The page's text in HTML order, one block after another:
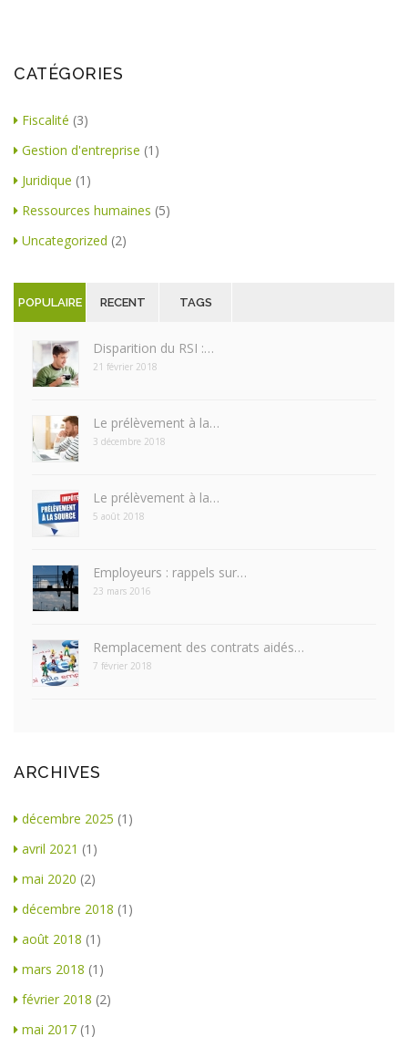
CATÉGORIES
Fiscalité (3)
Gestion d'entreprise (1)
Juridique (1)
Ressources humaines (5)
Uncategorized (2)
POPULAIRE RECENT TAGS
Disparition du RSI :…
21 février 2018
Le prélèvement à la…
3 décembre 2018
Le prélèvement à la…
5 août 2018
Employeurs : rappels sur…
23 mars 2016
Remplacement des contrats aidés…
7 février 2018
ARCHIVES
décembre 2025 (1)
avril 2021 (1)
mai 2020 (2)
décembre 2018 (1)
août 2018 (1)
mars 2018 (1)
février 2018 (2)
mai 2017 (1)